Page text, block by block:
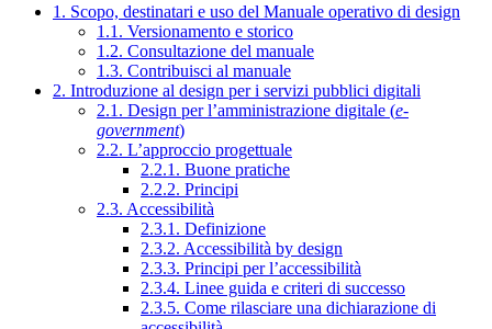
1. Scopo, destinatari e uso del Manuale operativo di design
1.1. Versionamento e storico
1.2. Consultazione del manuale
1.3. Contribuisci al manuale
2. Introduzione al design per i servizi pubblici digitali
2.1. Design per l’amministrazione digitale (e-
government)
2.2. L’approccio progettuale
2.2.1. Buone pratiche
2.2.2. Principi
2.3. Accessibilità
2.3.1. Definizione
2.3.2. Accessibilità by design
2.3.3. Principi per l’accessibilità
2.3.4. Linee guida e criteri di successo
2.3.5. Come rilasciare una dichiarazione di